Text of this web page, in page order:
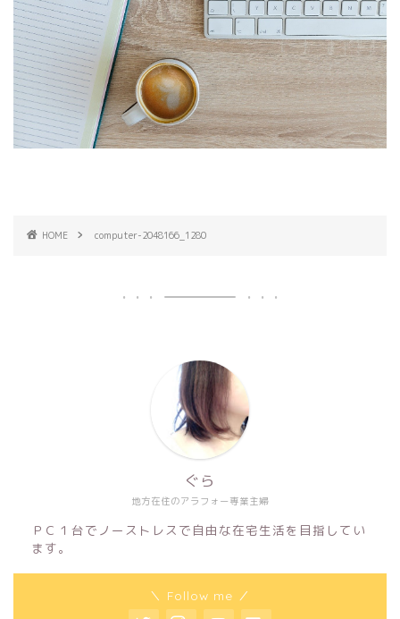
HOME computer-2048166_1280
地方在住のアラフォー専業主婦
ぐら
ＰＣ１台でノーストレスで自由な在宅生活を目指してい
ます。
＼ Follow me ／